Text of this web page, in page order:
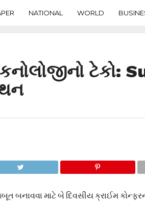
NATIONAL WORLD
ટેકો:
બનાવવા માટે બે દિવસીય ક્રાઈમ